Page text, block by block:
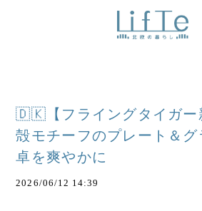
🇩🇰【フライングタイガー
殻モチーフのプレート＆グ
卓を爽やかに
2026/06/12 14:39